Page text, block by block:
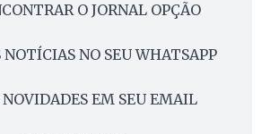
O JORNAL OPÇÃO
NOTÍCIAS NO SEU WHATSAPP
NOVIDADES EM SEU EMAIL